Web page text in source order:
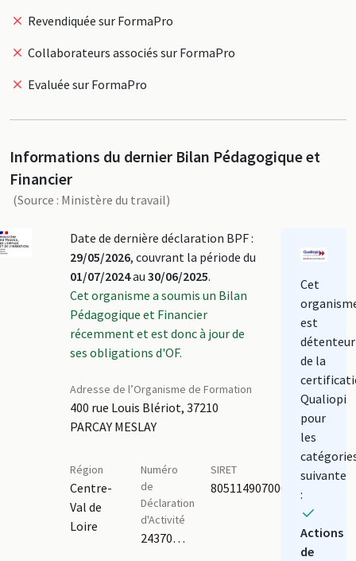
Revendiquée sur FormaPro
Collaborateurs associés sur FormaPro
Evaluée sur FormaPro
Informations du dernier Bilan Pédagogique et
Financier
(Source : Ministère du travail)
Date de dernière déclaration BPF :
29/05/2026, couvrant la période du
01/07/2024au 30/06/2025.
Cet organisme a soumis un Bilan
Pédagogique et Financier
récemment et est donc à jour de
ses obligations d'OF.
Adresse de l’Organisme de Formation
400 rue Louis Blériot, 37210
PARCAY MESLAY
Région
Centre-
Val de
Loire
Numéro
de
Déclaration
d'Activité
24370330437
SIRET
80511490700035
Cet
est
détenteur
de la
Qualiopi
pour
les
suivante
:
Actions
de